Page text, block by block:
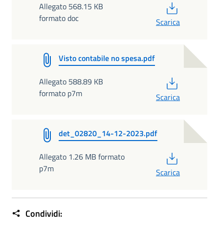
Allegato 568.15 KB
formato doc
Scarica
Visto contabile no spesa.pdf
Allegato 588.89 KB
formato p7m
Scarica
det_02820_14-12-2023.pdf
Allegato 1.26 MB formato
p7m
Scarica
Condividi: